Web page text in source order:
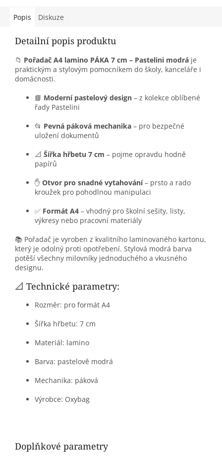
Popis Diskuze
Detailní popis produktu
📁 Pořadač A4 lamino PÁKA 7 cm – Pastelini modrá je
praktickým a stylovým pomocníkem do školy, kanceláře i
domácnosti.
📘 Moderní pastelový design – z kolekce oblíbené
řady Pastelini
📂 Pevná páková mechanika – pro bezpečné
uložení dokumentů
📐 Šířka hřbetu 7 cm – pojme opravdu hodně
papírů
✋ Otvor pro snadné vytahování– prsto a rado
kroužek pro pohodlnou manipulaci
✅ Formát A4 – vhodný pro školní sešity, listy,
výkresy nebo pracovní materiály
📚 Pořadač je vyroben z kvalitního laminovaného kartonu,
který je odolný proti opotřebení. Stylová modrá barva
potěší všechny milovníky jednoduchého a vkusného
designu.
📐 Technické parametry:
Rozměr: pro formát A4
Šířka hřbetu: 7 cm
Materiál: lamino
Barva: pastelově modrá
Mechanika: páková
Výrobce: Oxybag
Doplňkové parametry